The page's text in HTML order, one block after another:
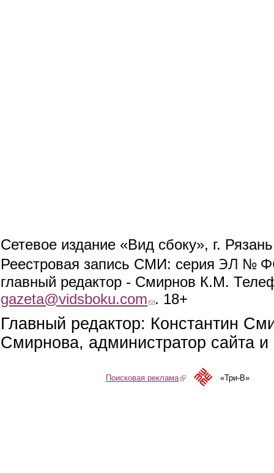
Сетевое издание «Вид сбоку», г.
Реестровая запись СМИ: серия ЭЛ №
главный редактор - Смирнов К.М.
gazeta@vidsboku.com (link sends e-mail)
. 18+
Главный редактор: Константин
Смирнова, администратор сайта
Поисковая реклама(link is external)«Три-В»